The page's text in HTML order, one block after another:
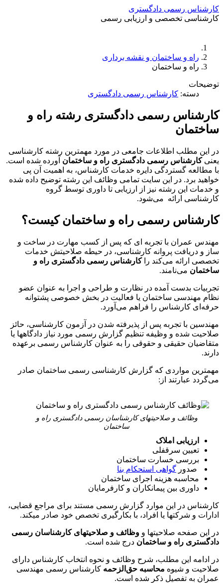
کارشناس رسمی دادگستری
کارشناسی تخصصی و ارزیابی رسمی
راه و ساختمان و نقشه برداری
راه و ساختمان
توضیحات
دسته: کارشناس رسمی دادگستری
کارشناس رسمی دادگستری رشته راه و
ساختمان
در این مطلب اطلاعات جامعی در مورد مهمترین رشته کارشناسی
یعنیکارشناس رسمی دادگستری راه و ساختمان آورده شده است.
با مطالعه گستردگی دایره خدمات کارشناس، به اهمیت آن پی
خواهید برد. در این سایت تمامی وظائف این رشته توضیح داده شده
و خدمات این رشته نیز از ارزیابی تا داوری توسط گروه
کارشناسی ارائه می‌شود.
کارشناس رسمی راه و ساختمان کیست؟
مهندس عمران با تجربه ای که پس از کسب مهارت در ساخت و
ساز و دریافت پروانه کارشناسی، در حیطه صلاحیتش خدمات
تخصصی ارائه می‌کند راکارشناس رسمی دادگستری راه و
ساختمان می‌نامند.
تجربیات بدست آمده در نظارت و طراحی و اجرا به عنوان عضو
نظام مهندسی ساختمان یا فعالیت در بخش خصوصی پشتوانه
حرفه‌ای کارشناس را فراهم می‌آورد.
مهندسین با تجربه پس از پذیرفته شدن در آزمون کارشناسی، حائز
صلاحیت شده و وظیفه تنظیم گزارش رسمی مورد نیاز دادگاهها یا
متقاضیان حقیقی و حقوقی را به عنوان کارشناس رسمی برعهده
دارند.
مهمترین مواردی که گزارش کارشناسی رسمی ساختمان صادر
می‌گردد عبارتند از:
وظائف و صلاحیتهای کارشناسان رسمی دادگستری راه و
ساختمان
ارزیابی املاک
تعیین سرقفلی
بررسی خسارت ساختمان
صدور گواهی استحکام بنا
محاسبه هزینه اجرای ساختمان
داوری بین پیمانکاران و کارفرمایان
کارشناس در این موارد گزارش رسمی مستند برای مراجع قضایی،
ادارات و شرکتها یا افراد، با بکارگیری تخصص خود صادر میکند.
در این صفحه صلاحیتها و وظائف و صلاحیتهای کارشناسان رسمی
دادگستری راه و ساختمان درج شده است.
در ادامه این مطلب، شرح وظائف و نحوه انتخاب کارشناس دارای
صلاحیت و شیوه محاسبه حق‌الزحمه کارشناس رسمی مهندسی
عمران به تفصیل ذکر شده است.